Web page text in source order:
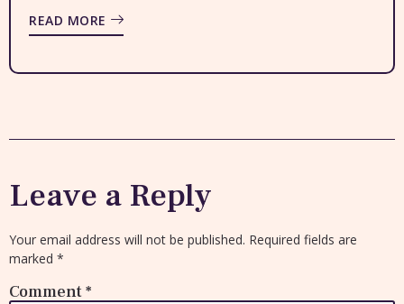
READ MORE
Leave a Reply
Your email address will not be published. Required fields are
marked *
Comment*